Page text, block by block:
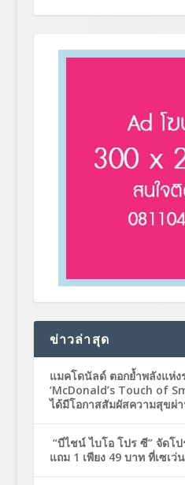
ข่าวล่าสุด
แมคโดนัลด์ ตอกย้ำพลังแห่
‘McDonald’s Touch of
ได้มีโอกาสสัมผัสความสุขผ่
“บีไชน์ ไบโอ โปร ซี” จัดโ
แถม 1 เพียง 49 บาท ที่เซเว่